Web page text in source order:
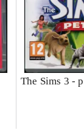
The Sims 3 -